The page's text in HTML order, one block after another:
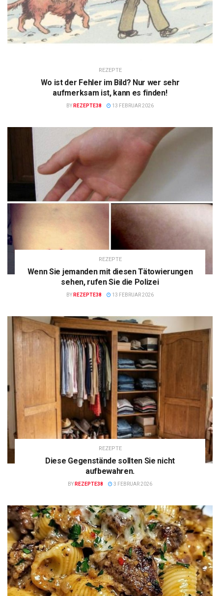
REZEPTE
Wo ist der Fehler im Bild? Nur wer sehr
aufmerksam ist, kann es finden!
BY REZEPTE38 13 FEBRUAR 2026
REZEPTE
Wenn Sie jemanden mit diesen Tätowierungen
sehen, rufen Sie die Polizei
BY REZEPTE38 13 FEBRUAR 2026
REZEPTE
Diese Gegenstände sollten Sie nicht
aufbewahren.
BY REZEPTE38 3 FEBRUAR 2026